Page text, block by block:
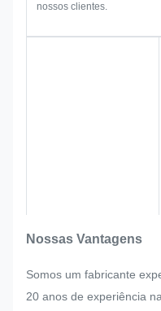
nossos clientes.
Nossas Vantagens
Somos um fabricante
20 anos de experiência